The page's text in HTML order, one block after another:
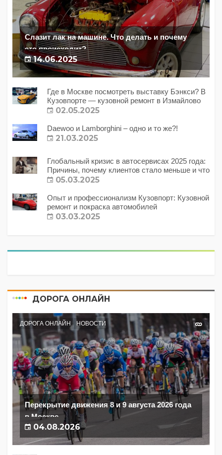
Слазит лак на машине. Что делать и почему
это происходит?
14.06.2025
Где в Москве посмотреть выставку Бэнкси? В
Кузовпорте — кузовной ремонт в Измайлово
02.05.2025
Daewoo и Lamborghini – одно и то же?!
21.03.2025
Глобальный кризис в автосервисах 2025 года:
Причины, почему клиентов стало меньше и что
с этим делать?
05.03.2025
Опыт и профессионализм Кузовпорт: Кузовной
ремонт и покраска автомобилей
03.03.2025
ДОРОГА ОНЛАЙН
ДОРОГА ОНЛАЙН НОВОСТИ
Перекрытие движения 8 и 9 августа 2026 года
в Москве
04.08.2026